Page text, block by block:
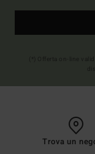
Trova un